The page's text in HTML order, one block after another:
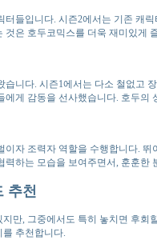
들입니다. 시즌2에서는 기존 캐
은 호두코믹스를 더욱 재미있게
니다. 시즌1에서는 다소 철없고
게 감동을 선사했습니다. 호두
자 조력자 역할을 수행합니다.
하는 모습을 보여주면서, 훈훈
추천
만, 그중에서도 특히 놓치면 후
추천합니다.